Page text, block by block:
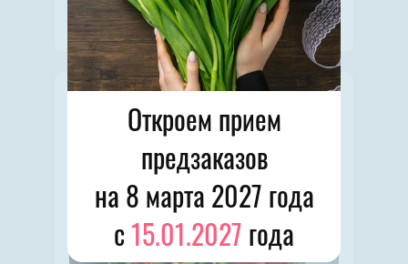
Откроем прием
предзаказов
на 8 марта 2027 года
с 15.01.2027 года
в таких букетах = 171 рубль.
*По предзаказу от 109 рублей.